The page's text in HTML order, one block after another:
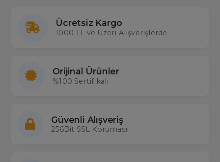
Ücretsiz Kargo
1000 TL ve Üzeri Alışverişlerde
Orijinal Ürünler
%100 Sertifikalı
Güvenli Alışveriş
256Bit SSL Koruması